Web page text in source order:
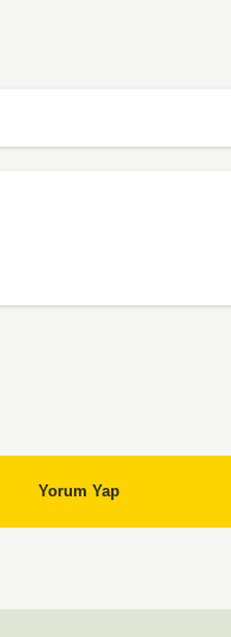
Yorum Yap